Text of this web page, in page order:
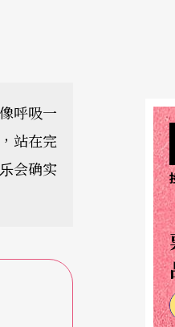
呼吸一
站在完
会确实